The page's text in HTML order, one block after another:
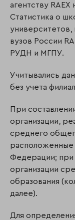
агентству
Статистика о
университетов,
вузов России
РУДН и МГПУ.
Учитывались
без учета
При
организации,
среднего
расположенные
Федерации; при
организации
образования
далее).
Для